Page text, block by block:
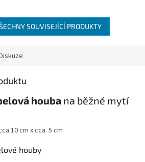
SOUVISEJÍCÍ PRODUKTY
houba na běžné mytí
cm x cca. 5 cm
houby